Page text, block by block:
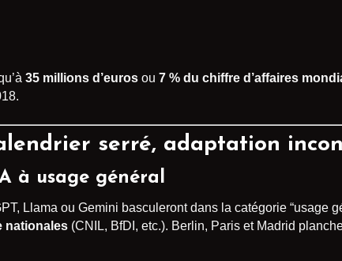
35 millions d’euros ou 7 % du chiffre d’affaires
serré, adaptation
à usage général
Llama ou Gemini basculeront dans la catégorie “usage
nationales (CNIL, BfDI, etc.). Berlin, Paris et Madrid